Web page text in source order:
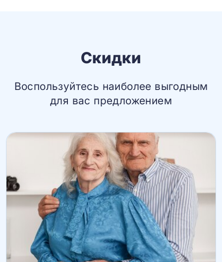
Скидки
Воспользуйтесь наиболее выгодным
для вас предложением